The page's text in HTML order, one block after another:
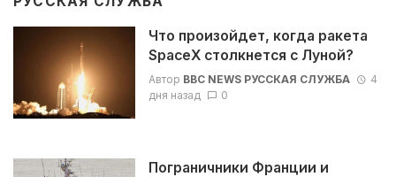
Что произойдет, когда ракета
SpaceX столкнется с Луной?
Автор BBC NEWS РУССКАЯ СЛУЖБА
4
дня назад
0
Пограничники Франции и